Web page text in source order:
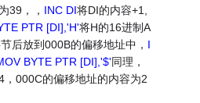
39，， INC DI将DI的内容+1,
PTR [DI],'H'将H的16进制A
后放到000B的偏移地址中， I
BYTE PTR [DI],'$'同理，
，000C的偏移地址的内容为2